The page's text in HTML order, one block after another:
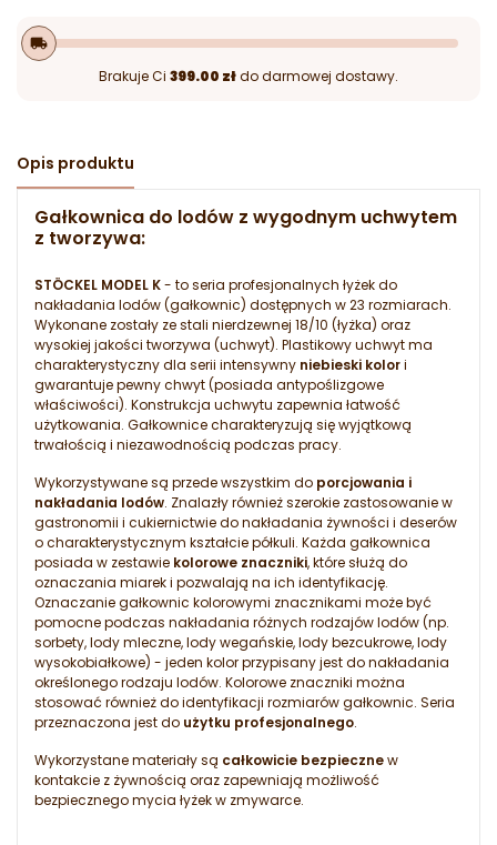
local_shipping
Brakuje Ci 399.00 złdo darmowej dostawy.
Opis produktu
Gałkownica do lodów z wygodnym uchwytem
z tworzywa:
STÖCKEL MODEL K- to seria profesjonalnych łyżek do
nakładania lodów (gałkownic) dostępnych w 23 rozmiarach.
Wykonane zostały ze stali nierdzewnej 18/10 (łyżka) oraz
wysokiej jakości tworzywa (uchwyt). Plastikowy uchwyt ma
charakterystyczny dla serii intensywny niebieski kolori
gwarantuje pewny chwyt (posiada antypoślizgowe
właściwości). Konstrukcja uchwytu zapewnia łatwość
użytkowania. Gałkownice charakteryzują się wyjątkową
trwałością i niezawodnością podczas pracy.
Wykorzystywane są przede wszystkim do porcjowania i
nakładania lodów. Znalazły również szerokie zastosowanie w
gastronomii i cukiernictwie do nakładania żywności i deserów
o charakterystycznym kształcie półkuli. Każda gałkownica
posiada w zestawie kolorowe znaczniki, które służą do
oznaczania miarek i pozwalają na ich identyfikację.
Oznaczanie gałkownic kolorowymi znacznikami może być
pomocne podczas nakładania różnych rodzajów lodów (np.
sorbety, lody mleczne, lody wegańskie, lody bezcukrowe, lody
wysokobiałkowe) - jeden kolor przypisany jest do nakładania
określonego rodzaju lodów. Kolorowe znaczniki można
stosować również do identyfikacji rozmiarów gałkownic. Seria
przeznaczona jest do użytku profesjonalnego.
Wykorzystane materiały są całkowicie bezpiecznew
kontakcie z żywnością oraz zapewniają możliwość
bezpiecznego mycia łyżek w zmywarce.